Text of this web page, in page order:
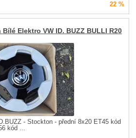
22 %
Elektro VW ID. BUZZ BULLI R20
- Stockton - přední 8x20 ET45 kód
kód ...